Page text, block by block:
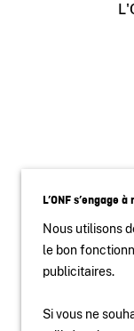
L’ONF s’engage
Nous utilisons
le bon
publicitaires.
Si vous ne